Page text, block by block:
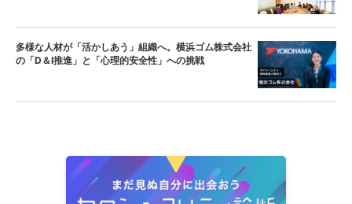
多様な人材が「活かしあう」組織へ。横浜ゴム株式会社
の「D＆I推進」と「心理的安全性」への挑戦